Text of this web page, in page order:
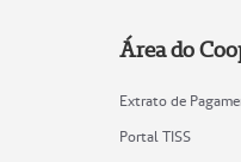
Área do
Extrato de
Portal TISS